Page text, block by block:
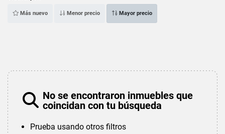
Más nuevo Menor precio Mayor precio
No se encontraron inmuebles que
coincidan con tu búsqueda
Prueba usando otros filtros